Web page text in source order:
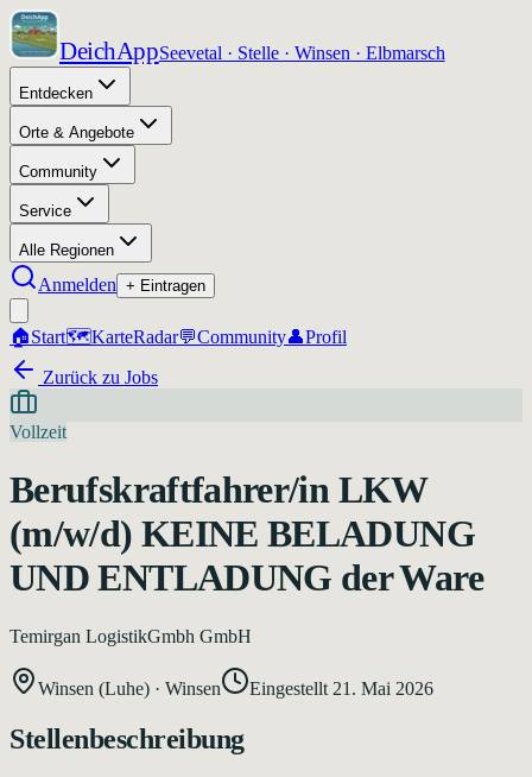
DeichAppSeevetal · Stelle · Winsen · Elbmarsch
Entdecken
Orte & Angebote
Community
Service
Alle Regionen
Anmelden + Eintragen
🏠Start🗺️KarteRadar💬Community👤Profil
Zurück zu Jobs
Vollzeit
Berufskraftfahrer/in LKW
(m/w/d) KEINE BELADUNG
UND ENTLADUNG der Ware
Temirgan LogistikGmbh GmbH
Winsen (Luhe) · Winsen Eingestellt 21. Mai 2026
Stellenbeschreibung